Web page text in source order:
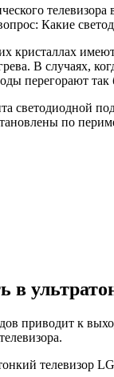
Какие
кристаллах
В случаях,
перегорают
светодиодной
по
в
приводит к
телевизор